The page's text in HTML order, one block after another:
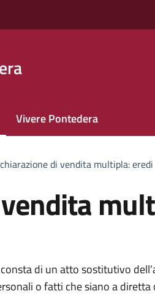
Vivere Pontedera
di vendita multipla: eredi
di un atto sostitutivo
o fatti che siano a diretta